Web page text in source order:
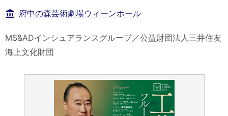
府中の森芸術劇場ウィーンホール
MS&ADインシュアランスグループ／公益財団法人三井住友
海上文化財団